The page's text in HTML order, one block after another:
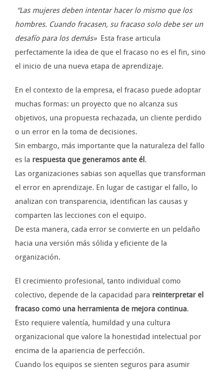
“Las mujeres deben intentar hacer lo mismo que los
hombres. Cuando fracasen, su fracaso solo debe ser un
desafío para los demás» Esta frase articula
perfectamente la idea de que el fracaso no es el fin, sino
el inicio de una nueva etapa de aprendizaje.
En el contexto de la empresa, el fracaso puede adoptar
muchas formas: un proyecto que no alcanza sus
objetivos, una propuesta rechazada, un cliente perdido
o un error en la toma de decisiones.
Sin embargo, más importante que la naturaleza del fallo
es la respuesta que generamos ante él .
Las organizaciones sabias son aquellas que transforman
el error en aprendizaje. En lugar de castigar el fallo, lo
analizan con transparencia, identifican las causas y
comparten las lecciones con el equipo.
De esta manera, cada error se convierte en un peldaño
hacia una versión más sólida y eficiente de la
organización.
El crecimiento profesional, tanto individual como
colectivo, depende de la capacidad para reinterpretar el
fracaso como una herramienta de mejora continua.
Esto requiere valentía, humildad y una cultura
organizacional que valore la honestidad intelectual por
encima de la apariencia de perfección.
Cuando los equipos se sienten seguros para asumir